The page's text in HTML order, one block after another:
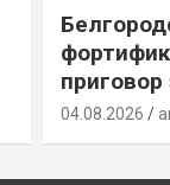
04.08.2026